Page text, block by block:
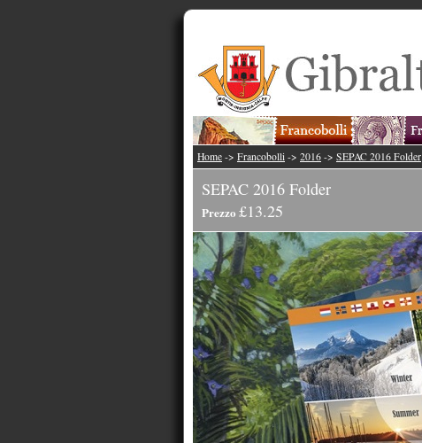
Home -> Francobolli -> 2016 -> SEPAC 2016 Folder
SEPAC 2016 Folder
Prezzo £13.25